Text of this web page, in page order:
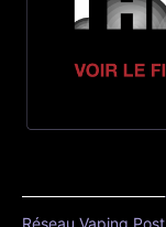
Réseau Vaping Post